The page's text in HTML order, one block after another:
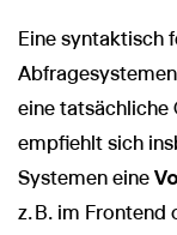
Eine syntaktisch
eine tatsächliche
empfiehlt sich
Systemen eine
z. B. im Frontend